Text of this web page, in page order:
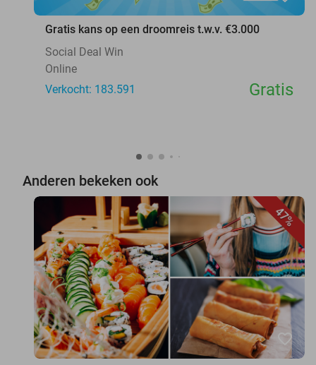
Gratis kans op een droomreis t.w.v. €3.000
Social Deal Win
Online
Verkocht: 183.591
Gratis
Anderen bekeken ook
47%
favorite_border